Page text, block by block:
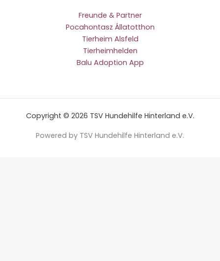
Freunde & Partner
Pocahontasz Állatotthon
Tierheim Alsfeld
Tierheimhelden
Balu Adoption App
Copyright © 2026 TSV Hundehilfe Hinterland e.V.
Powered by TSV Hundehilfe Hinterland e.V.